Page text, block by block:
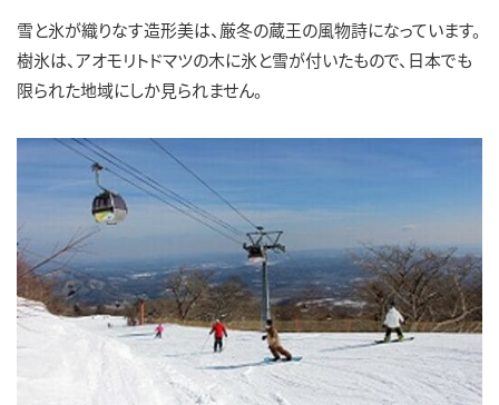
雪と氷が織りなす造形美は、厳冬の蔵王の風物詩になっています。
樹氷は、アオモリトドマツの木に氷と雪が付いたもので、日本でも
限られた地域にしか見られません。